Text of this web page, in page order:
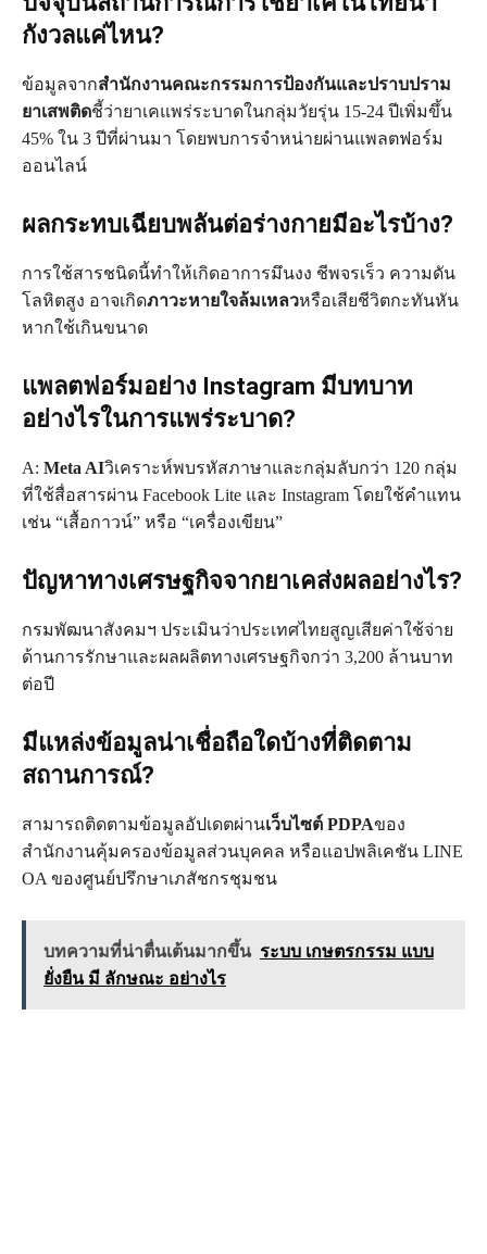
กังวลแค่ไหน?
ข้อมูลจากสำนักงานคณะกรรมการป้องกันและปราบปราม
ยาเสพติดชี้ว่ายาเคแพร่ระบาดในกลุ่มวัยรุ่น 15-24 ปีเพิ่มขึ้น
45% ใน 3 ปีที่ผ่านมา โดยพบการจำหน่ายผ่านแพลตฟอร์ม
ออนไลน์
ผลกระทบเฉียบพลันต่อร่างกายมีอะไรบ้าง?
การใช้สารชนิดนี้ทำให้เกิดอาการมึนงง ชีพจรเร็ว ความดัน
โลหิตสูง อาจเกิดภาวะหายใจล้มเหลวหรือเสียชีวิตกะทันหัน
หากใช้เกินขนาด
แพลตฟอร์มอย่าง Instagram มีบทบาท
อย่างไรในการแพร่ระบาด?
A: Meta AIวิเคราะห์พบรหัสภาษาและกลุ่มลับกว่า 120 กลุ่ม
ที่ใช้สื่อสารผ่าน Facebook Lite และ Instagram โดยใช้คำแทน
เช่น “เสื้อกาวน์” หรือ “เครื่องเขียน”
ปัญหาทางเศรษฐกิจจากยาเคส่งผลอย่างไร?
กรมพัฒนาสังคมฯ ประเมินว่าประเทศไทยสูญเสียค่าใช้จ่าย
ด้านการรักษาและผลผลิตทางเศรษฐกิจกว่า 3,200 ล้านบาท
ต่อปี
มีแหล่งข้อมูลน่าเชื่อถือใดบ้างที่ติดตาม
สถานการณ์?
สามารถติดตามข้อมูลอัปเดตผ่านเว็บไซต์ PDPAของ
สำนักงานคุ้มครองข้อมูลส่วนบุคคล หรือแอปพลิเคชัน LINE
OA ของศูนย์ปรึกษาเภสัชกรชุมชน
บทความที่น่าตื่นเต้นมากขึ้น ระบบ เกษตรกรรม แบบ
ยั่งยืน มี ลักษณะ อย่างไร